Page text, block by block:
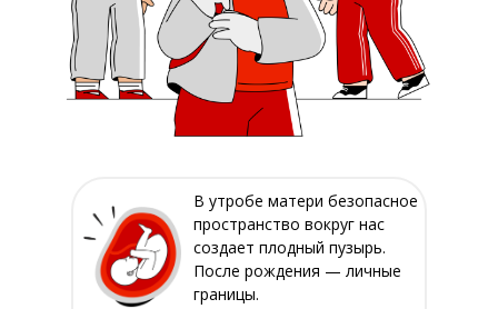
В утробе матери безопасное
пространство вокруг нас
создает плодный пузырь.
После рождения — личные
границы.